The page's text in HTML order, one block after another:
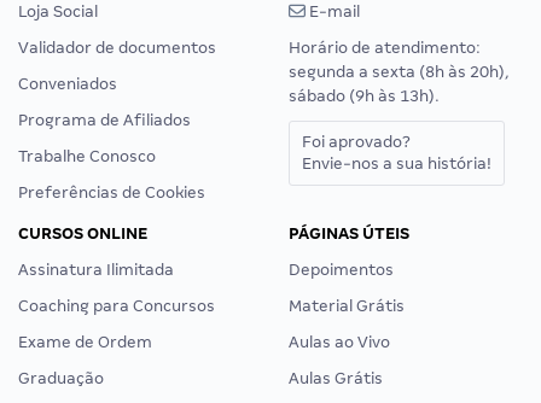
Loja Social
Validador de documentos
Conveniados
Programa de Afiliados
Trabalhe Conosco
Preferências de Cookies
E-mail
Horário de atendimento:
segunda a sexta (8h às 20h),
sábado (9h às 13h).
Foi aprovado?
Envie-nos a sua história!
CURSOS ONLINE
Assinatura Ilimitada
Coaching para Concursos
Exame de Ordem
Graduação
PÁGINAS ÚTEIS
Depoimentos
Material Grátis
Aulas ao Vivo
Aulas Grátis